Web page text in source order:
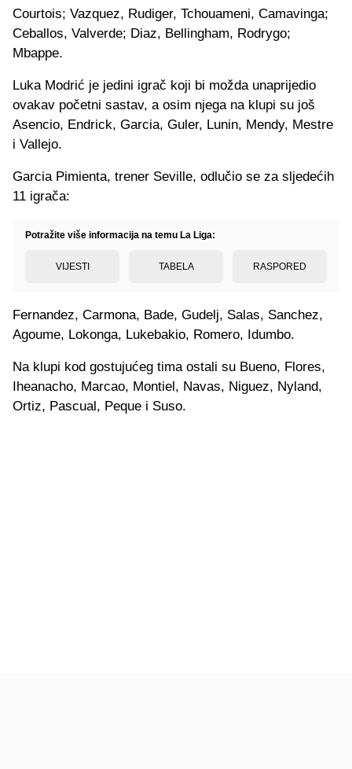
Courtois; Vazquez, Rudiger, Tchouameni, Camavinga;
Ceballos, Valverde; Diaz, Bellingham, Rodrygo;
Mbappe.
Luka Modrić je jedini igrač koji bi možda unaprijedio
ovakav početni sastav, a osim njega na klupi su još
Asencio, Endrick, Garcia, Guler, Lunin, Mendy, Mestre
i Vallejo.
Garcia Pimienta, trener Seville, odlučio se za sljedećih
11 igrača:
Potražite više informacija na temu La Liga:
VIJESTI TABELA RASPORED
Fernandez, Carmona, Bade, Gudelj, Salas, Sanchez,
Agoume, Lokonga, Lukebakio, Romero, Idumbo.
Na klupi kod gostujućeg tima ostali su Bueno, Flores,
Iheanacho, Marcao, Montiel, Navas, Niguez, Nyland,
Ortiz, Pascual, Peque i Suso.